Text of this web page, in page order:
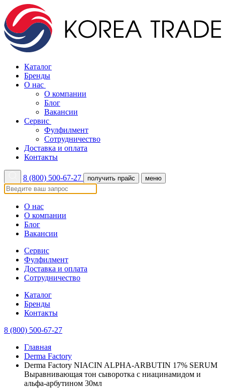
Каталог
Бренды
О нас
О компании
Блог
Вакансии
Сервис
Фулфилмент
Сотрудничество
Доставка и оплата
Контакты
8 (800) 500-67-27 получить прайс меню
О нас
О компании
Блог
Вакансии
Сервис
Фулфилмент
Доставка и оплата
Сотрудничество
Каталог
Бренды
Контакты
8 (800) 500-67-27
Главная
Derma Factory
Derma Factory NIACIN ALPHA-ARBUTIN 17% SERUM
Выравнивающая тон сыворотка с ниацинамидом и
альфа-арбутином 30мл